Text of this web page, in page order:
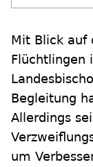
Mit Blick auf
Flüchtlingen
Begleitung
Allerdings
um